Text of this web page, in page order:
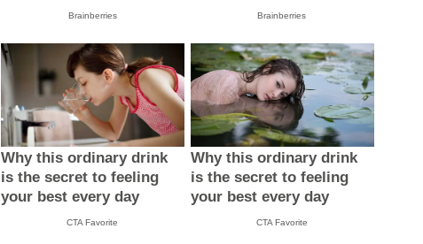
Brainberries Brainberries
Why this ordinary drink
is the secret to feeling
your best every day
CTA Favorite
Why this ordinary drink
is the secret to feeling
your best every day
CTA Favorite